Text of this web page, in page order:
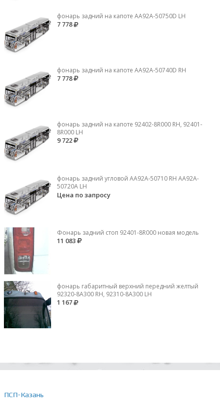
фонарь задний на капоте AA92A-50750D LH
7 778
фонарь задний на капоте AA92A-50740D RH
7 778
фонарь задний на капоте 92402-8R000 RH, 92401-
8R000 LH
9 722
фонарь задний угловой AA92A-50710 RH AA92A-
50720A LH
Цена по запросу
Фонарь задний стоп 92401-8R000 новая модель
11 083
фонарь габаритный верхний передний желтый
92320-8A300 RH, 92310-8А300 LH
1 167
ПСП-Казань